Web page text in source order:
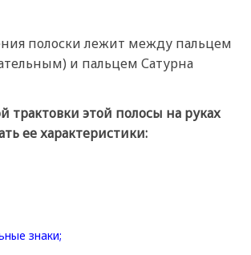
полоски лежит между пальцем
и пальцем Сатурна
трактовки этой полосы на руках
ее характеристики:
знаки;